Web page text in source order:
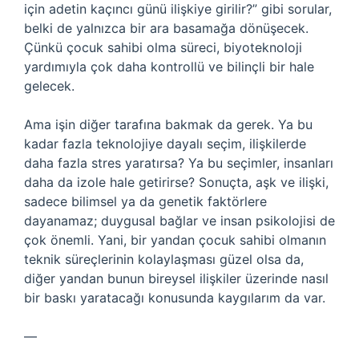
için adetin kaçıncı günü ilişkiye girilir?” gibi sorular,
belki de yalnızca bir ara basamağa dönüşecek.
Çünkü çocuk sahibi olma süreci, biyoteknoloji
yardımıyla çok daha kontrollü ve bilinçli bir hale
gelecek.
Ama işin diğer tarafına bakmak da gerek. Ya bu
kadar fazla teknolojiye dayalı seçim, ilişkilerde
daha fazla stres yaratırsa? Ya bu seçimler, insanları
daha da izole hale getirirse? Sonuçta, aşk ve ilişki,
sadece bilimsel ya da genetik faktörlere
dayanamaz; duygusal bağlar ve insan psikolojisi de
çok önemli. Yani, bir yandan çocuk sahibi olmanın
teknik süreçlerinin kolaylaşması güzel olsa da,
diğer yandan bunun bireysel ilişkiler üzerinde nasıl
bir baskı yaratacağı konusunda kaygılarım da var.
—